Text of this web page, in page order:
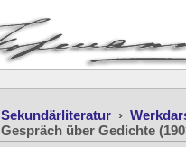
Sekundärliteratur ›
Gespräch über Gedichte